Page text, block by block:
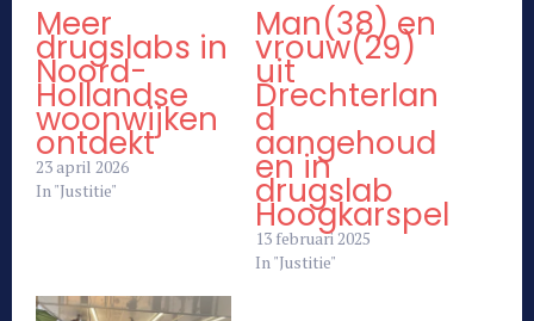
Meer
drugslabs in
Noord-
Hollandse
woonwijken
ontdekt
23 april 2026
In "Justitie"
Man(38) en
vrouw(29)
uit
Drechterlan
d
aangehoud
en in
drugslab
Hoogkarspel
13 februari 2025
In "Justitie"